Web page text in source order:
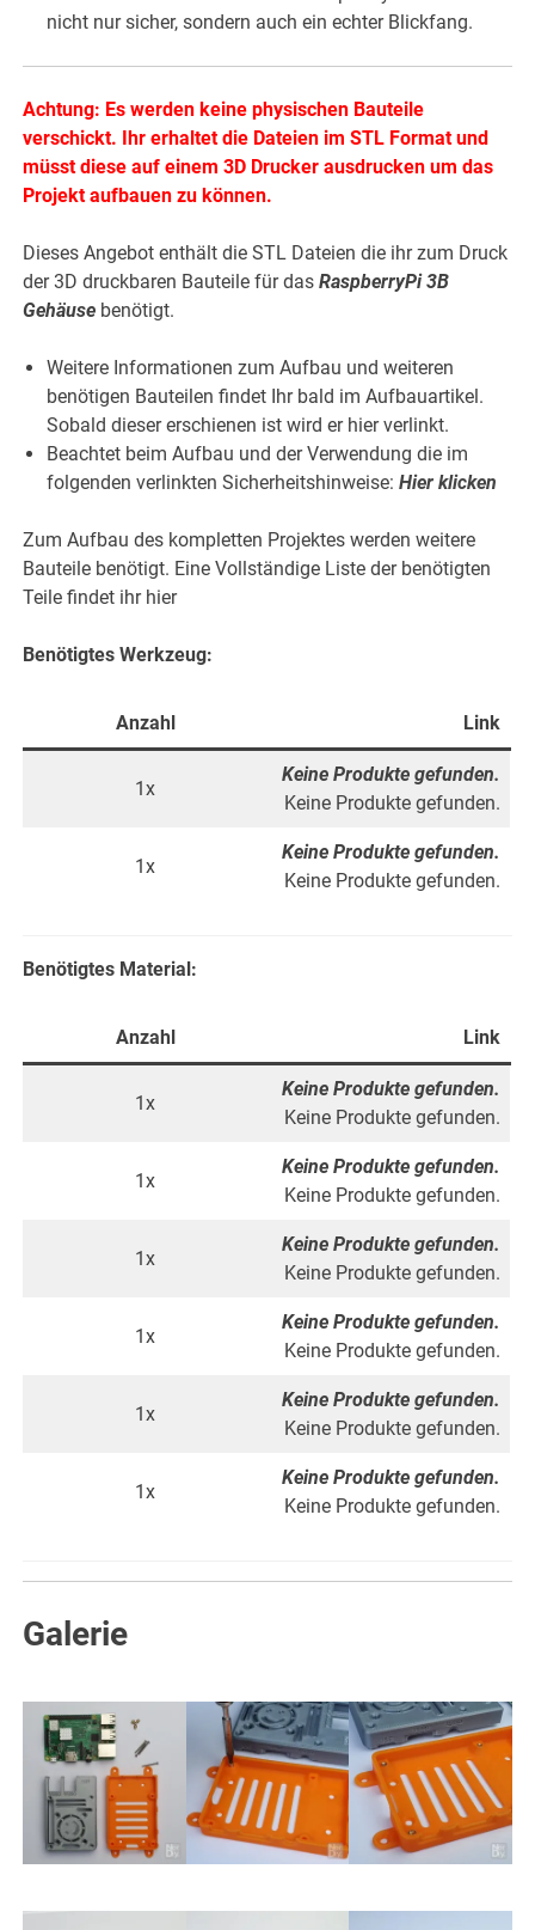
nicht nur sicher, sondern auch ein echter Blickfang.
Achtung: Es werden keine physischen Bauteile
verschickt. Ihr erhaltet die Dateien im STL Format und
müsst diese auf einem 3D Drucker ausdrucken um das
Projekt aufbauen zu können.
Dieses Angebot enthält die STL Dateien die ihr zum Druck
der 3D druckbaren Bauteile für dasRaspberryPi 3B
Gehäuse benötigt.
Weitere Informationen zum Aufbau und weiteren
benötigen Bauteilen findet Ihr bald im Aufbauartikel.
Sobald dieser erschienen ist wird er hier verlinkt.
Beachtet beim Aufbau und der Verwendung die im
folgenden verlinkten Sicherheitshinweise:Hier klicken
Zum Aufbau des kompletten Projektes werden weitere
Bauteile benötigt. Eine Vollständige Liste der benötigten
Teile findet ihr hier
Benötigtes Werkzeug:
Anzahl Link
1x
Keine Produkte gefunden.
Keine Produkte gefunden.
1x
Keine Produkte gefunden.
Keine Produkte gefunden.
Benötigtes Material:
Anzahl Link
1x
Keine Produkte gefunden.
Keine Produkte gefunden.
1x
Keine Produkte gefunden.
Keine Produkte gefunden.
1x
Keine Produkte gefunden.
Keine Produkte gefunden.
1x
Keine Produkte gefunden.
Keine Produkte gefunden.
1x
Keine Produkte gefunden.
Keine Produkte gefunden.
1x
Keine Produkte gefunden.
Keine Produkte gefunden.
Galerie